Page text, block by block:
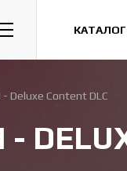
Казуальные
- Deluxe Content DLC
-